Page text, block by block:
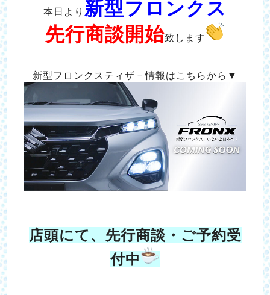
本日より 新型フロンクス
先行商談開始致します
新型フロンクスティザ－情報はこちらから▼
店頭にて、先行商談・ご予約受
付中